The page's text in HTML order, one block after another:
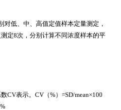
对低、中、高值定值样本定量测定，
定8次，分别计算不同浓度样本的平
CV表示。CV（%）=SD/mean×100